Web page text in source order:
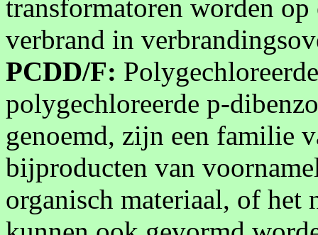
transformatoren worden
verbrand in
PCDD/F:
polygechloreerde p-
genoemd, zijn een familie
bijproducten van
organisch materiaal, of